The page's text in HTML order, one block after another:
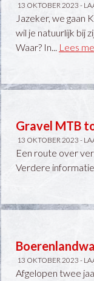
13 OKTOBER 2023 -
Jazeker, we gaan
wil je natuurlijk bij
Waar? In... Lees
Gravel MTB
13 OKTOBER 2023 -
Een route over
Verdere
13 OKTOBER 2023 -
Afgelopen twee